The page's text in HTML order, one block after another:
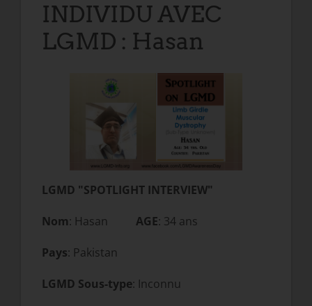
INDIVIDU AVEC
LGMD : Hasan
LGMD "SPOTLIGHT INTERVIEW"
Nom: Hasan AGE: 34 ans
Pays: Pakistan
LGMD Sous-type: Inconnu